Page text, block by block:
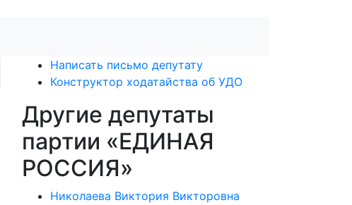
Написать письмо депутату
Конструктор ходатайства об УДО
Другие депутаты
партии «ЕДИНАЯ
РОССИЯ»
Николаева Виктория Викторовна